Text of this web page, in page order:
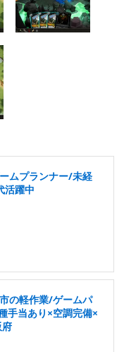
ムプランナー/未経
活躍中
の軽作業/ゲームパ
手当あり×空調完備×